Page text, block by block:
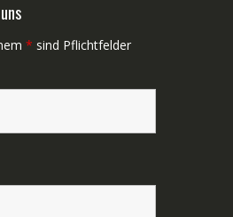
* sind Pflichtfelder